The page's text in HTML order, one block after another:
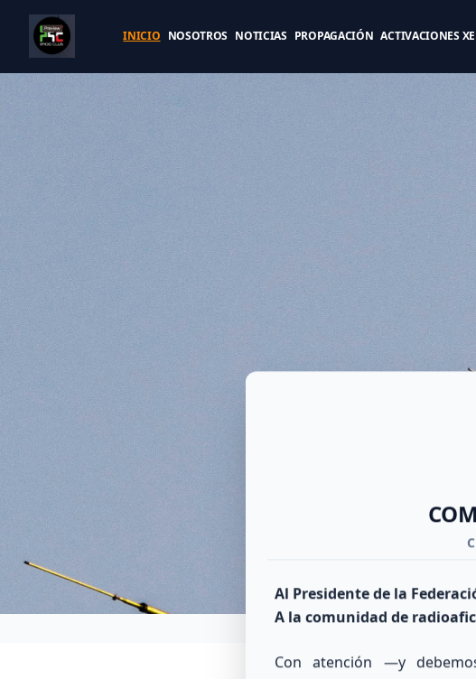
INICIO NOSOTROS NOTICIAS PROPAGACIÓN ACTIVACIONES XE
Conectando
Únete
Al Presidente de la
A la comunidad de
Con atención —y